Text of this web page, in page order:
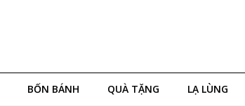
BỐN BÁNH QUÀ TẶNG LẠ LÙNG